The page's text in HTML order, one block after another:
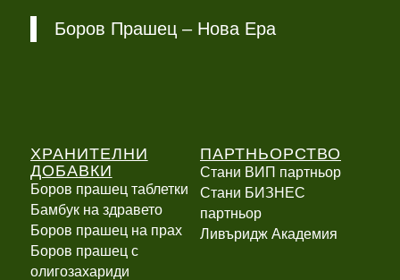
Боров Прашец – Нова Ера
ХРАНИТЕЛНИ
ДОБАВКИ
Боров прашец таблетки
Бамбук на здравето
Боров прашец на прах
Боров прашец с
олигозахариди
ПАРТНЬОРСТВО
Стани ВИП партньор
Стани БИЗНЕС
партньор
Ливъридж Академия